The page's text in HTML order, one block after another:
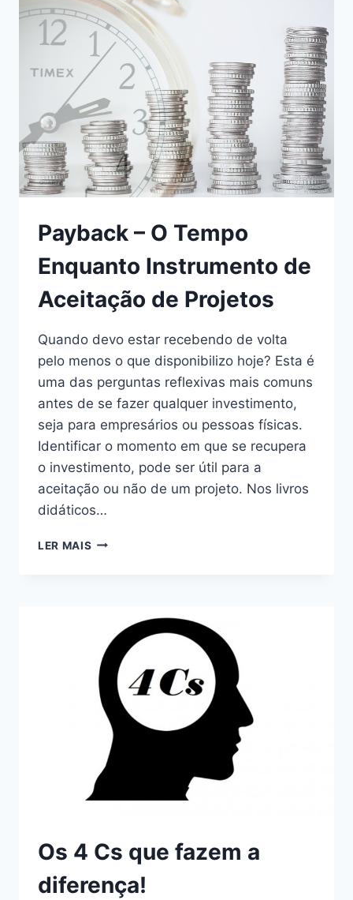
Payback – O Tempo
Enquanto Instrumento de
Aceitação de Projetos
Quando devo estar recebendo de volta
pelo menos o que disponibilizo hoje? Esta é
uma das perguntas reflexivas mais comuns
antes de se fazer qualquer investimento,
seja para empresários ou pessoas físicas.
Identificar o momento em que se recupera
o investimento, pode ser útil para a
aceitação ou não de um projeto. Nos livros
didáticos…
LER MAIS
Os 4 Cs que fazem a
diferença!